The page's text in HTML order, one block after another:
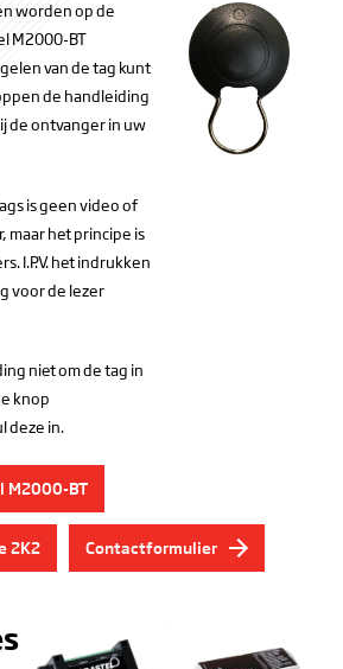
worden op de
M2000-BT
van de tag kunt
de handleiding
de ontvanger in uw
is geen video of
maar het principe is
I.P.V. het indrukken
voor de lezer
niet om de tag in
knop
deze in.
M2000-BT
2K2 Contactformulier